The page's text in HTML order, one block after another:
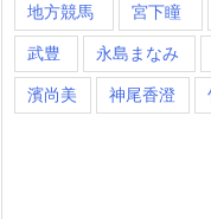
地方競馬 宮下瞳
武豊 永島まなみ
濱尚美 神尾香澄